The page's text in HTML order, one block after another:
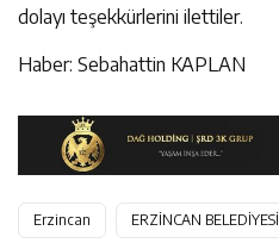
dolayı teşekkürlerini ilettiler.
Haber: Sebahattin KAPLAN
Erzincan ERZİNCAN BELEDİYESİ